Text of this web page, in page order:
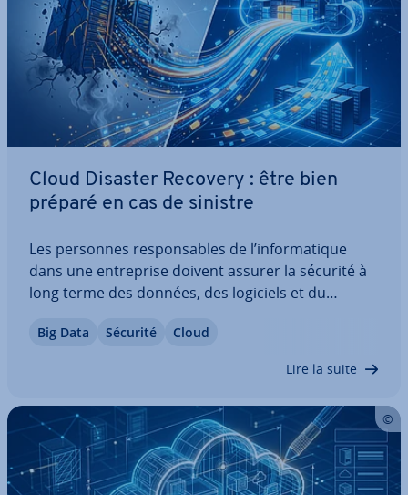
Cloud Disaster Recovery : être bien
préparé en cas de sinistre
Les personnes res­pon­sables de l’in­for­ma­tique
dans une en­tre­prise doivent assurer la sécurité à
long terme des données, des logiciels et du
paralysée, une reprise rapide est in­dis­pen­sable. Le
Cloud Disaster Recovery est un concept qui…
Big Data Sécurité Cloud
Lire la suite